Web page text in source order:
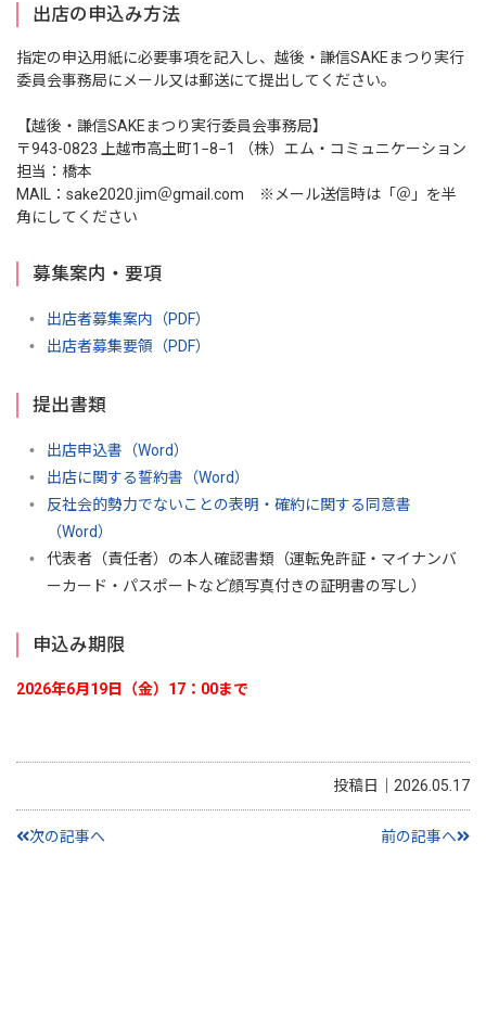
出店の申込み方法
指定の申込用紙に必要事項を記入し、越後・謙信SAKEまつり実行
委員会事務局にメール又は郵送にて提出してください。
【越後・謙信SAKEまつり実行委員会事務局】
〒943-0823 上越市高土町1−8−1 （株）エム・コミュニケーション
担当：橋本
MAIL：sake2020.jim＠gmail.com ※メール送信時は「＠」を半
角にしてください
募集案内・要項
出店者募集案内（PDF）
出店者募集要領（PDF）
提出書類
出店申込書（Word）
出店に関する誓約書（Word）
反社会的勢力でないことの表明・確約に関する同意書
（Word）
代表者（責任者）の本人確認書類（運転免許証・マイナンバ
ーカード・パスポートなど顔写真付きの証明書の写し）
申込み期限
2026年6月19日（金）17：00まで
投稿日｜2026.05.17
次の記事へ 前の記事へ